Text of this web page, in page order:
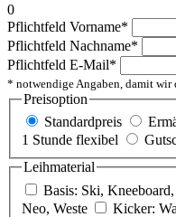
0
Pflichtfeld Vorname*
Pflichtfeld Nachname*
Pflichtfeld E-Mail*
* notwendige Angaben, damit
Preisoption
Standardpreis
1 Stunde flexibel
Leihmaterial
Basis: Ski,
Neo, Weste
Kicker: